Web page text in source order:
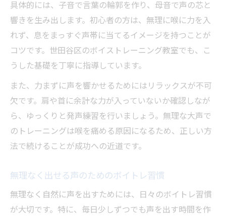
具体的には、子音で言葉の輪郭を作り、母音で声の芯と
響きを生み出します。初心者の方は、無理に喉に力を入
れず、息をまっすぐ声帯に当てるイメージを持つことが
コツです。世田谷区のボイストレーニング教室でも、こ
うした基礎を丁寧に指導しています。
また、力まずに声を響かせるためにはリラックスが不可
欠です。肩や首に余計な力が入っていないか確認しなが
ら、ゆっくりと発声練習を行いましょう。無理な大声で
のトレーニングは喉を痛める原因になるため、正しい方
法で続けることが成功への近道です。
無理なく出せる声のためのボイトレ習慣
無理なく自然に声を出すためには、日々のボイトレ習慣
が大切です。特に、毎日少しずつでも声を出す時間を作